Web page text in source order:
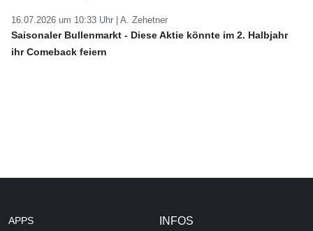
16.07.2026 um 10:33 Uhr | A. Zehetner
Saisonaler Bullenmarkt - Diese Aktie könnte im 2. Halbjahr
ihr Comeback feiern
APPS INFOS